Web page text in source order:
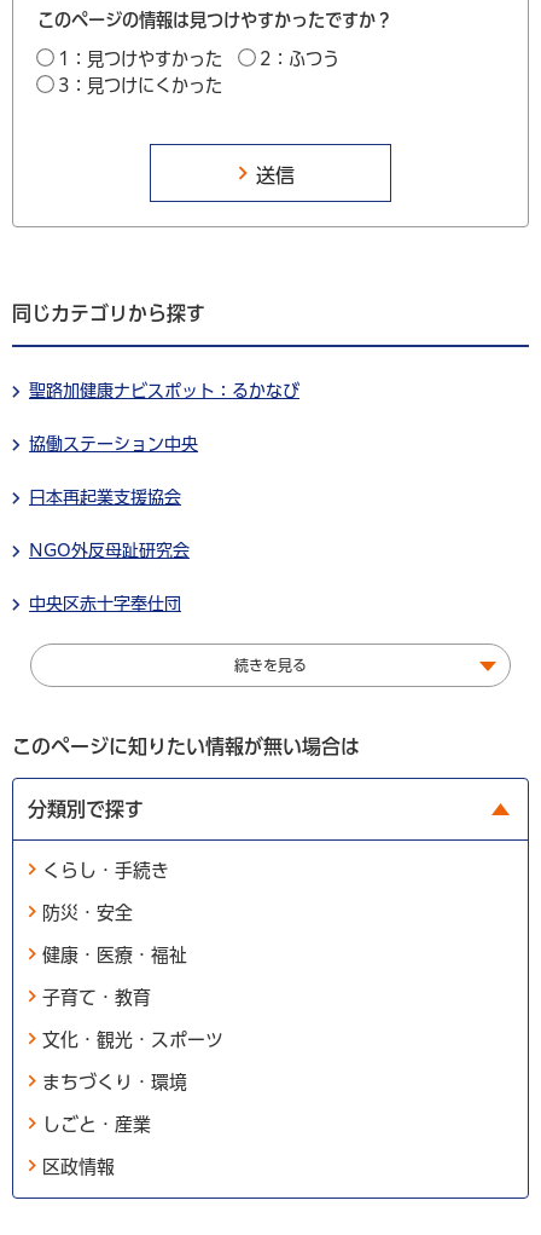
このページの情報は見つけやすかったですか？
1：見つけやすかった
2：ふつう
3：見つけにくかった
同じカテゴリから探す
聖路加健康ナビスポット：るかなび
協働ステーション中央
日本再起業支援協会
NGO外反母趾研究会
中央区赤十字奉仕団
続きを見る
このページに知りたい情報が無い場合は
分類別で探す
くらし・手続き
防災・安全
健康・医療・福祉
子育て・教育
文化・観光・スポーツ
まちづくり・環境
しごと・産業
区政情報